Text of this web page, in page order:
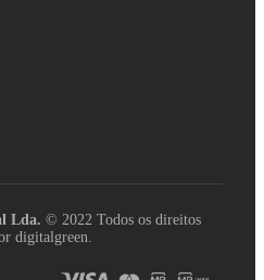
Lda. © 2022 Todos os direitos
digitalgreen.